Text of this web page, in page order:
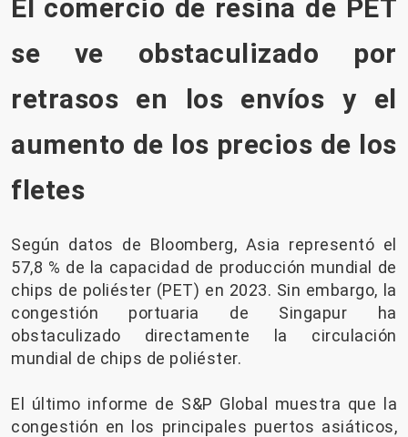
El comercio de resina de PET
se ve obstaculizado por
retrasos en los envíos y el
aumento de los precios de los
fletes
Según datos de Bloomberg, Asia representó el
57,8 % de la capacidad de producción mundial de
chips de poliéster (PET) en 2023. Sin embargo, la
congestión portuaria de Singapur ha
obstaculizado directamente la circulación
mundial de chips de poliéster.
El último informe de S&P Global muestra que la
congestión en los principales puertos asiáticos,